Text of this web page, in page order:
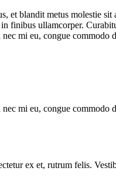
et blandit metus molestie
finibus ullamcorper.
mi eu, congue
mi eu, congue
ex et, rutrum felis.